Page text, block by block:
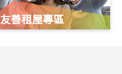
友善租屋專區